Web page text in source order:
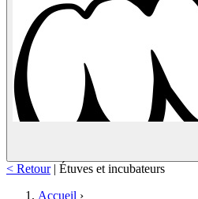
< Retour | Étuves et incubateurs
Accueil ›